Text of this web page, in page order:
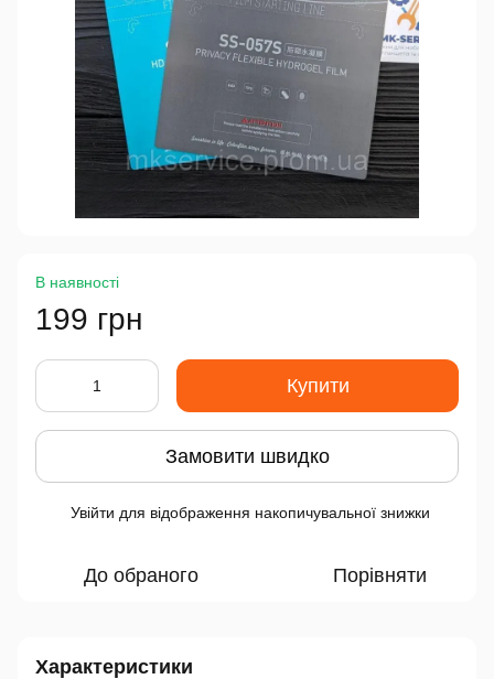
В наявності
199 грн
Купити
Замовити швидко
Увійти для відображення накопичувальної знижки
До обраного Порівняти
Характеристики